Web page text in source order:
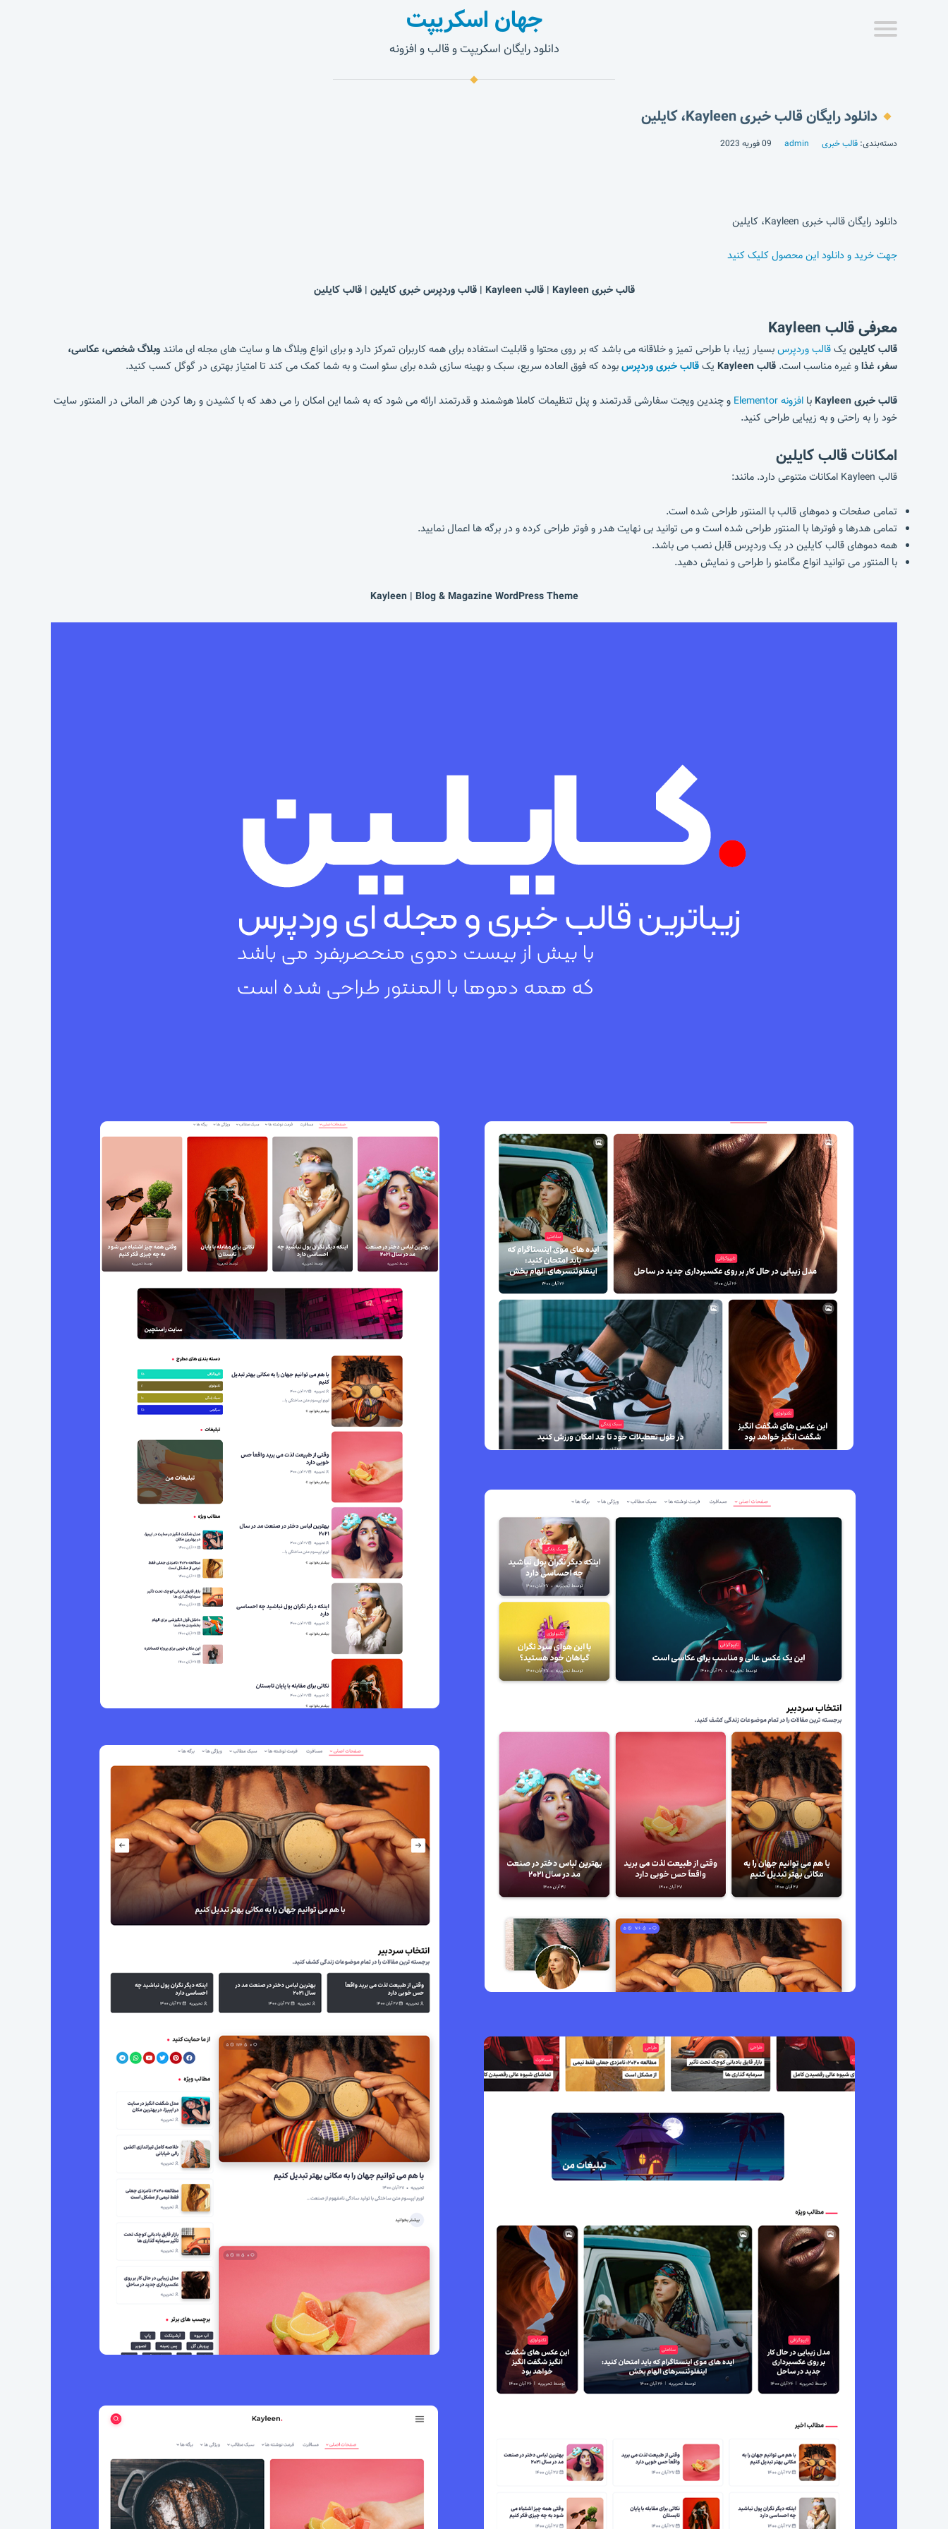
جهان اسکریپت
دانلود رایگان اسکریپت و قالب و افزونه
دانلود رایگان قالب خبری Kayleen، کایلین
دسته‌بندی: قالب خبری admin 09 فوریه 2023
دانلود رایگان قالب خبری Kayleen، کایلین
جهت خرید و دانلود این محصول کلیک کنید
قالب خبری Kayleen | قالب Kayleen | قالب وردپرس خبری کایلین | قالب کایلین
معرفی قالب Kayleen
قالب کایلین یکقالب وردپرسبسیار زیبا، با طراحی تمیز و خلاقانه می باشد که بر روی محتوا و قابلیت استفاده برای همه کاربران تمرکز دارد و برای انواع وبلاگ ها و سایت های مجله ای مانندوبلاگ شخصی، عکاسی،
سفر، غذاو غیره مناسب است. قالب Kayleen یکقالب خبریوردپرسبوده که فوق العاده سریع، سبک و بهینه سازی شده برای سئو است و به شما کمک می کند تا امتیاز بهتری در گوگل کسب کنید.
قالب خبری Kayleen با افزونه Elementor
و چندین ویجت سفارشی قدرتمند و پنل تنظیمات کاملا هوشمند و قدرتمند ارائه می شود که به شما این امکان را می دهد که با کشیدن و رها کردن هر المانی در المنتور سایت
خود را به راحتی و به زیبایی طراحی کنید.
امکانات قالب کایلین
قالب Kayleen امکانات متنوعی دارد. مانند:
تمامی صفحات و دموهای قالب با المنتور طراحی شده است.
تمامی هدرها و فوترها با المنتور طراحی شده است و می توانید بی نهایت هدر و فوتر طراحی کرده و در برگه ها اعمال نمایید.
همه دموهای قالب کایلین در یک وردپرس قابل نصب می باشد.
با المنتور می توانید انواع مگامنو را طراحی و نمایش دهید.
Kayleen | Blog & Magazine WordPress Theme